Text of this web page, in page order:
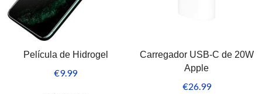
Película de Hidrogel
€9.99
Carregador USB-C de 20W
Apple
€26.99